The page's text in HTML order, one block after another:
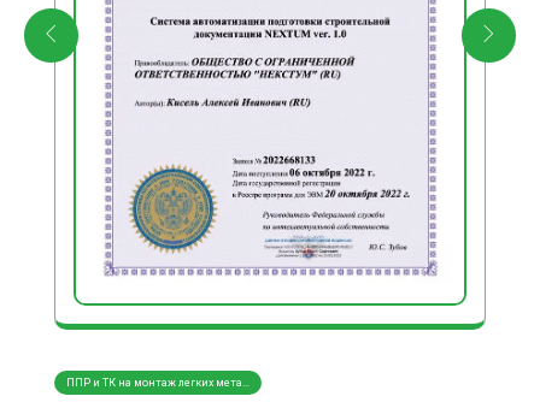
ППР и ТК на монтаж легких мета...
ППР и ТК на монтаж трубопровод...